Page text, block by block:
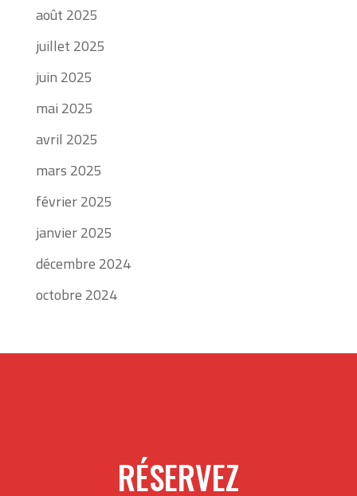
août 2025
juillet 2025
juin 2025
mai 2025
avril 2025
mars 2025
février 2025
janvier 2025
décembre 2024
octobre 2024
RÉSERVEZ